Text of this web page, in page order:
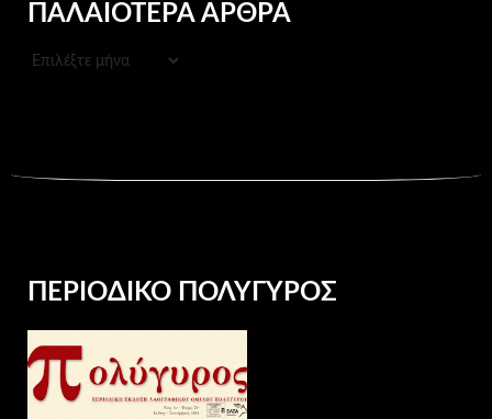
ΠΑΛΑΙΌΤΕΡΑ ΆΡΘΡΑ
ΠΑΛΑΙΌΤΕΡΑ
ΠΕΡΙΟΔΙΚΌ ΠΟΛΎΓΥΡΟΣ